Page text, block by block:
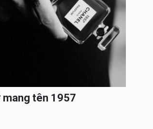
mang tên 1957